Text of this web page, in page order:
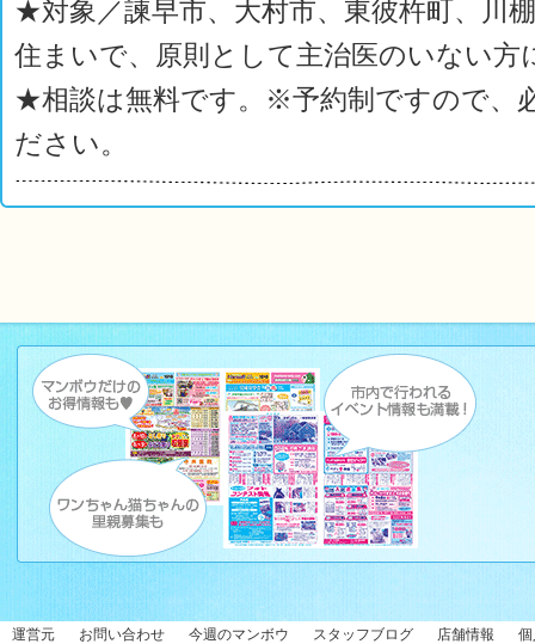
★対象／諫早市、大村市、東彼杵町、川
住まいで、原則として主治医のいない方
★相談は無料です。※予約制ですので、
ださい。
運営元 お問い合わせ 今週のマンボウ スタッフブログ 店舗情報